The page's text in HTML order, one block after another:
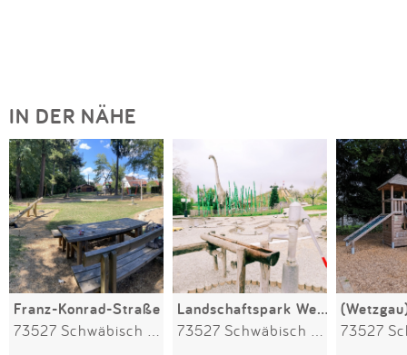
IN DER NÄHE
Franz-Konrad-Straße Landschaftspark Wetzgau